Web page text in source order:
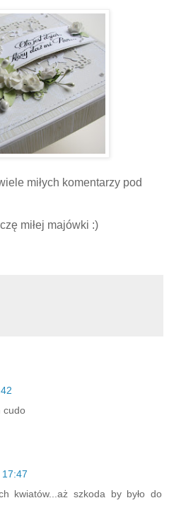
miłych komentarzy pod
miłej majówki :)
cudo
kwiatów...aż szkoda by było do